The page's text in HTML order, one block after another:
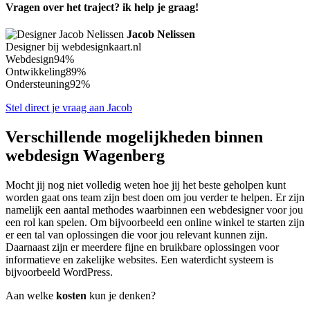
Vragen over het traject? ik help je graag!
Jacob Nelissen
Designer bij webdesignkaart.nl
Webdesign94%
Ontwikkeling89%
Ondersteuning92%
Stel direct je vraag aan Jacob
Verschillende mogelijkheden binnen
webdesign Wagenberg
Mocht jij nog niet volledig weten hoe jij het beste geholpen kunt
worden gaat ons team zijn best doen om jou verder te helpen. Er zijn
namelijk een aantal methodes waarbinnen een webdesigner voor jou
een rol kan spelen. Om bijvoorbeeld een online winkel te starten zijn
er een tal van oplossingen die voor jou relevant kunnen zijn.
Daarnaast zijn er meerdere fijne en bruikbare oplossingen voor
informatieve en zakelijke websites. Een waterdicht systeem is
bijvoorbeeld WordPress.
Aan welke kosten kun je denken?